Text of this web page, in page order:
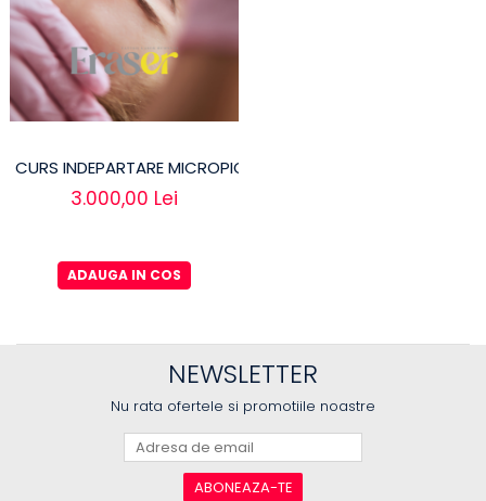
CURS INDEPARTARE MICROPIGMENTARE SPRANCENE
3.000,00 Lei
ADAUGA IN COS
NEWSLETTER
Nu rata ofertele si promotiile noastre